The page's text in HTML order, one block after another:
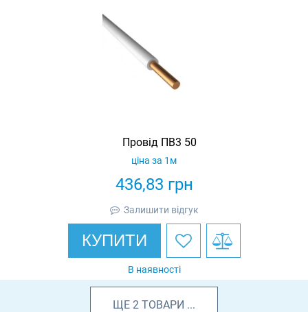
Провід ПВ3 50
436,83 грн
ціна за 1м
Залишити відгук
КУПИТИ
В наявності
ЩЕ 2 ТОВАРИ ...